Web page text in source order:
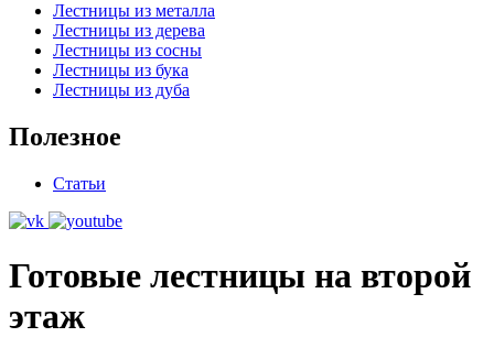
Лестницы из металла
Лестницы из дерева
Лестницы из сосны
Лестницы из бука
Лестницы из дуба
Полезное
Статьи
Готовые лестницы на второй
этаж